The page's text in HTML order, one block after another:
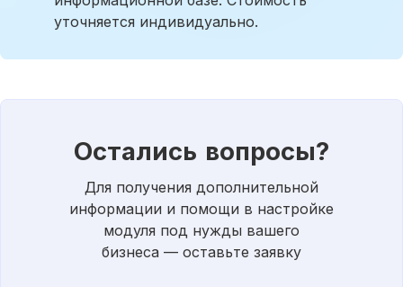
уточняется индивидуально.
Остались вопросы?
Для получения дополнительной
информации и помощи в настройке
модуля под нужды вашего
бизнеса — оставьте заявку